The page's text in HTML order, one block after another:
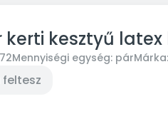
kerti kesztyű
Mennyiségi egység: párMárka:
feltesz